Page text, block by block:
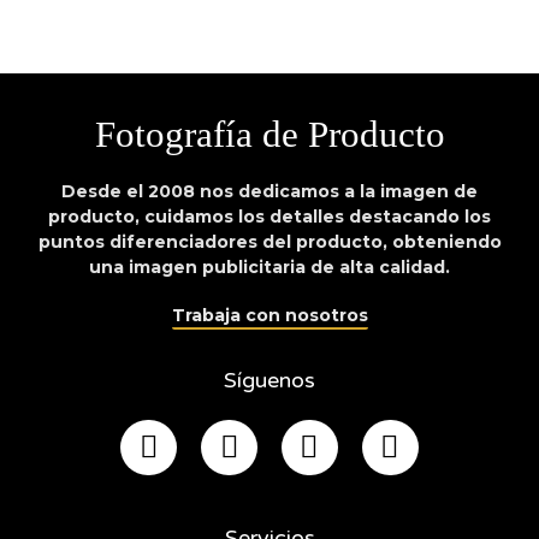
Fotografía de Producto
Desde el 2008 nos dedicamos a la imagen de
producto, cuidamos los detalles destacando los
puntos diferenciadores del producto, obteniendo
una imagen publicitaria de alta calidad.
Trabaja con nosotros
Síguenos